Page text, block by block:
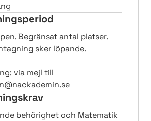
Begränsat antal platser.
sker löpande.
via mejl till
behörighet och Matematik